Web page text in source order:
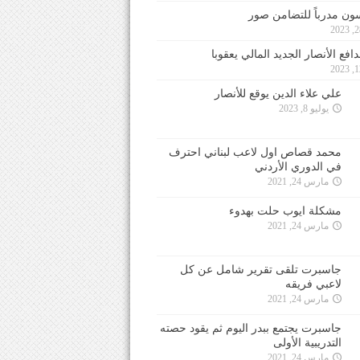
مدرباً للتضامن صور
الأنصار الجديد المالي يعقوبا
علي علاء الدين يوقع للأنصار
يوليو 8, 2023
محمد قصاص اول لاعب لبناني احترف
في الدوري الأردني
مارس 24, 2021
مشكلة ايوب حلت بهدوء
مارس 24, 2021
جاسبرت تلقى تقرير شامل عن كل
لاعبي فريقه
مارس 24, 2021
جاسبرت يجتمع ببدر اليوم ثم يقود حصته
التدريبية الأولى
مارس 24, 2021